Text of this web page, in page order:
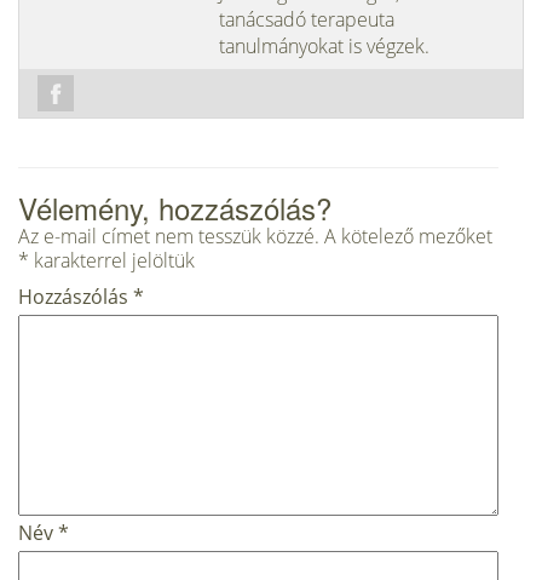
tanácsadó terapeuta
tanulmányokat is végzek.
Vélemény, hozzászólás?
Az e-mail címet nem tesszük közzé. A kötelező mezőket
* karakterrel jelöltük
Hozzászólás *
Név*